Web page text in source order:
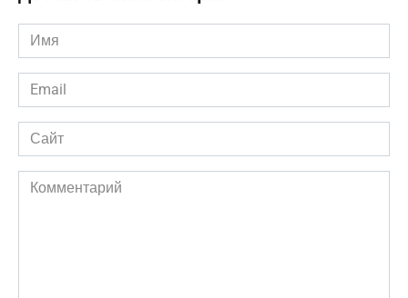
Имя
*
Email
*
Сайт
Комментарий